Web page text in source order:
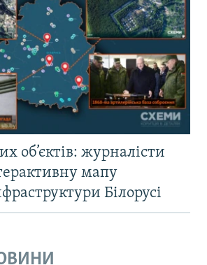
об’єктів: журналісти
мапу
Білорусі